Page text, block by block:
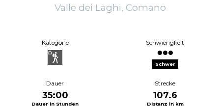
Valle dei Laghi, Comano
Kategorie Schwierigkeit
Schwer
Dauer
35:00
Dauer in Stunden
Strecke
107.6
Distanz in km